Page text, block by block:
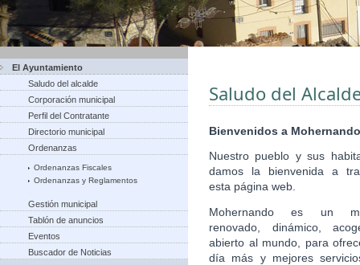
El Ayuntamiento
Saludo del alcalde
Corporación municipal
Perfil del Contratante
Directorio municipal
Ordenanzas
Ordenanzas Fiscales
Ordenanzas y Reglamentos
Gestión municipal
Tablón de anuncios
Eventos
Buscador de Noticias
Saludo del
Bienvenidos a Mohernando
Nuestro pueblo y sus
damos la bienvenida a
esta página web.
Mohernando es un
renovado, dinámico,
abierto al mundo, para
día más y mejores